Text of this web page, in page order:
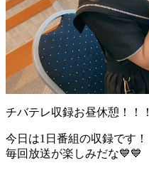
チバテレ収録お昼休憩！！！
今日は1日番組の収録です！
毎回放送が楽しみだな💙💙